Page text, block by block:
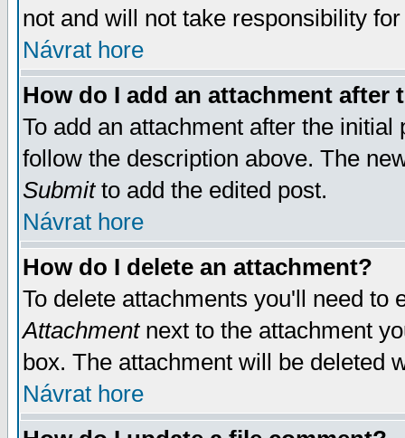
not and will not take responsibility
Návrat hore
How do I add an attachment after
To add an attachment after the
follow the description above. The
Submitto add the edited post.
Návrat hore
How do I delete an attachment?
To delete attachments you'll need
Attachmentnext to the attachment
box. The attachment will be deleted
Návrat hore